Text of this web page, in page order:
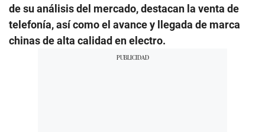
de su análisis del mercado, destacan la venta de
telefonía, así como el avance y llegada de marca
chinas de alta calidad en electro.